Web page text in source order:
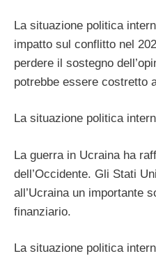
La situazione politica
impatto sul conflitto nel
perdere il sostegno
potrebbe essere costretto
La situazione politica
La guerra in Ucraina ha
dell’Occidente. Gli Stati
all’Ucraina un importante
finanziario.
La situazione politica